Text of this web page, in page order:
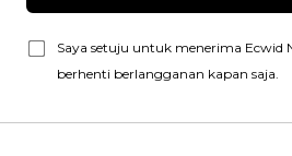
Saya setuju untuk menerima Ecwid
berhenti berlangganan kapan saja.